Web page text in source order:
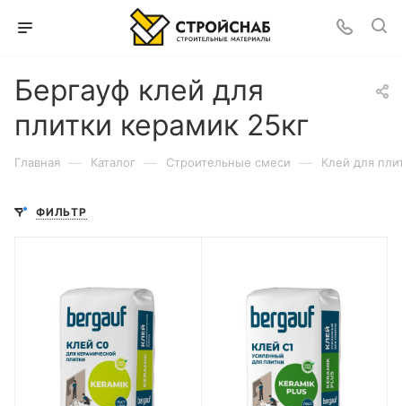
Бергауф клей для
плитки керамик 25кг
Главная — Каталог — Строительные смеси — Клей для
ФИЛЬТР